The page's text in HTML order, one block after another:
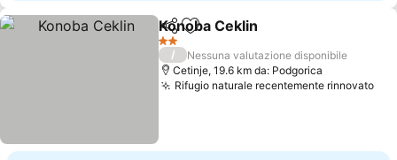
CondividiAggiungi ai preferiti
Konoba Ceklin
2 Stelle
/
Nessuna valutazione disponibile
Cetinje, 19.6 km da: Podgorica
Rifugio naturale recentemente rinnovato